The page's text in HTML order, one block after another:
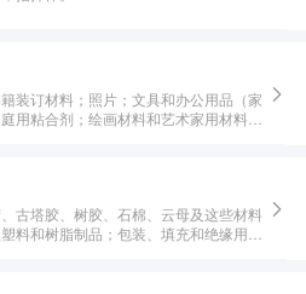
装订材料；照片；文具和办公用品（家
用粘合剂；绘画材料和艺术家用材料；
古塔胶、树胶、石棉、云母及这些材料
料和树脂制品；包装、填充和绝缘用材